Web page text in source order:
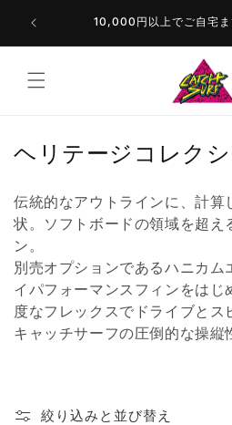
ンツに
きま 10,000円以上でご自宅ま
コ
ク
シ
ョ
ン
:
ヘリテージコレク
伝統的なアウトラインに、計算
状。ソフトボードの領域を超え
ン。
別売オプションであるハニカム
イパフォーマンスフィンをはじ
度なフレックスでドライブと
キャッチサーフの圧倒的な操縦
絞り込みと並び替え